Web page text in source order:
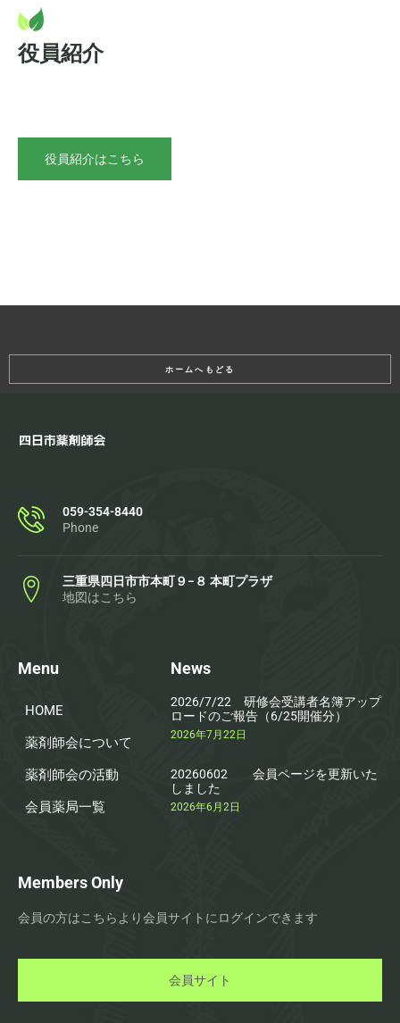
役員紹介
役員紹介はこちら
ホームへもどる
059-354-8440
Phone
三重県四日市市本町９−８ 本町プラザ
地図はこちら
Menu
HOME
薬剤師会について
薬剤師会の活動
会員薬局一覧
News
2026/7/22 研修会受講者名簿アップ
ロードのご報告（6/25開催分）
2026年7月22日
20260602 会員ページを更新いた
しました
2026年6月2日
Members Only
会員の方はこちらより会員サイトにログインできます
会員サイト